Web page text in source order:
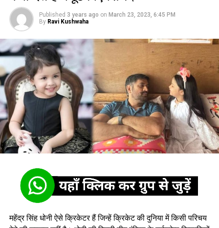
Published 3 years ago on March 23, 2023, 6:45 PM
By Ravi Kushwaha
महेंद्र सिंह धोनी ऐसे क्रिकेटर हैं जिन्हें क्रिकेट की दुनिया में किसी परिचय